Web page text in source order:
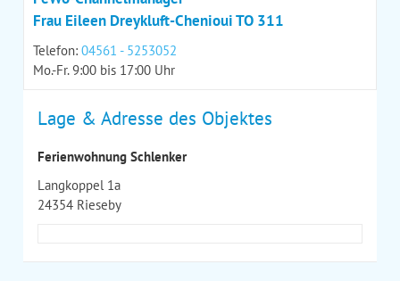
Frau Eileen Dreykluft-Chenioui TO 311
Telefon: 04561 - 5253052
Mo.-Fr. 9:00 bis 17:00 Uhr
Lage & Adresse des Objektes
Ferienwohnung Schlenker
Langkoppel 1a
24354 Rieseby